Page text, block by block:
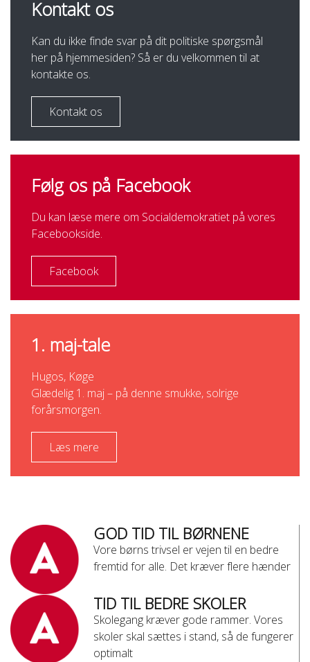
Kontakt os
Kan du ikke finde svar på dit politiske spørgsmål
her på hjemmesiden? Så er du velkommen til at
kontakte os.
Kontakt os
Følg os på Facebook
Du kan læse mere om Socialdemokratiet på vores
Facebookside.
Facebook
1. maj-tale
Hugos, Køge
Glædelig 1. maj – på denne smukke, solrige
forårsmorgen.
Læs mere
GOD TID TIL BØRNENE
Vore børns trivsel er vejen til en bedre
fremtid for alle. Det kræver flere hænder
TID TIL BEDRE SKOLER
Skolegang kræver gode rammer. Vores
skoler skal sættes i stand, så de fungerer
optimalt